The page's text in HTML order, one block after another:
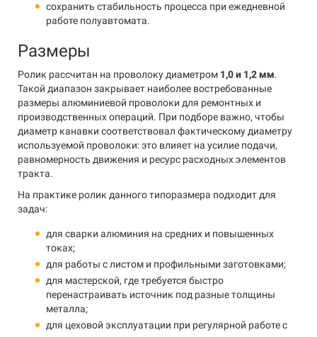
сохранить стабильность процесса при ежедневной
работе полуавтомата.
Размеры
Ролик рассчитан на проволоку диаметром 1,0 и 1,2 мм.
Такой диапазон закрывает наиболее востребованные
размеры алюминиевой проволоки для ремонтных и
производственных операций. При подборе важно, чтобы
диаметр канавки соответствовал фактическому диаметру
используемой проволоки: это влияет на усилие подачи,
равномерность движения и ресурс расходных элементов
тракта.
На практике ролик данного типоразмера подходит для
задач:
для сварки алюминия на средних и повышенных
токах;
для работы с листом и профильными заготовками;
для мастерской, где требуется быстро
перенастраивать источник под разные толщины
металла;
для цеховой эксплуатации при регулярной работе с